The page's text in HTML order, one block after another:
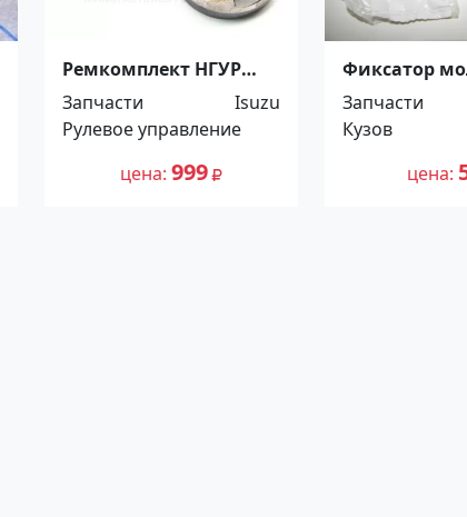
Ремкомплект НГУР
6HE1, 6HH1, ISUZU
FORWARD, 5264720
Краснодар
Запчасти
Isuzu
Рулевое управление
цена 999
Фиксатор
двери
856540
Запчасти
Кузов
цена